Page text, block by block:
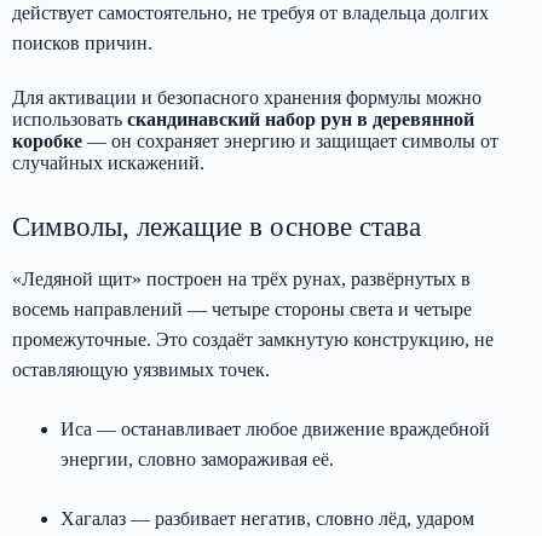
действует самостоятельно, не требуя от владельца долгих
поисков причин.
Для активации и безопасного хранения формулы можно
использовать скандинавский набор рун в деревянной
коробке — он сохраняет энергию и защищает символы от
случайных искажений.
Символы, лежащие в основе става
«Ледяной щит» построен на трёх рунах, развёрнутых в
восемь направлений — четыре стороны света и четыре
промежуточные. Это создаёт замкнутую конструкцию, не
оставляющую уязвимых точек.
Иса — останавливает любое движение враждебной
энергии, словно замораживая её.
Хагалаз — разбивает негатив, словно лёд, ударом